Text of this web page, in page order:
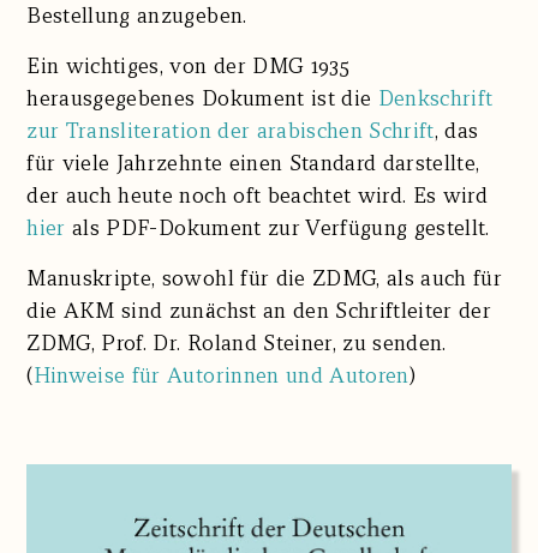
Bestellung anzugeben.
Ein wichtiges, von der DMG 1935
herausgegebenes Dokument ist die Denkschrift
zur Transliteration der arabischen Schrift, das
für viele Jahrzehnte einen Standard darstellte,
der auch heute noch oft beachtet wird. Es wird
hier als PDF-Dokument zur Verfügung gestellt.
Manuskripte, sowohl für die ZDMG, als auch für
die AKM sind zunächst an den Schriftleiter der
ZDMG, Prof. Dr. Roland Steiner, zu senden.
(Hinweise für Autorinnen und Autoren)